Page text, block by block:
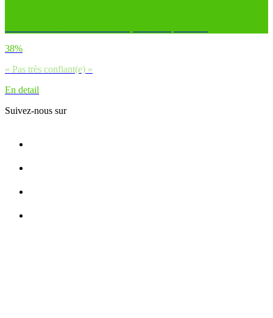
38%
« Pas très confiant(e) »
En detail
Suivez-nous sur